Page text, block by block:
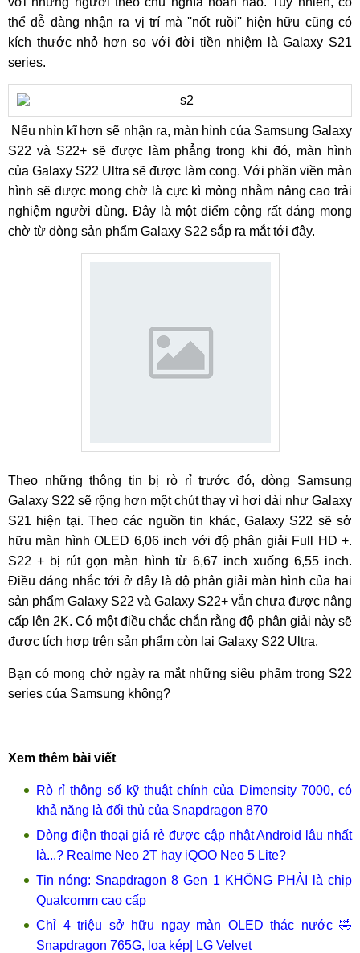
thể dễ dàng nhận ra vị trí mà ''nốt ruồi'' hiện hữu cũng có
kích thước nhỏ hơn so với đời tiền nhiệm là Galaxy S21
series.
Nếu nhìn kĩ hơn sẽ nhận ra, màn hình của Samsung Galaxy
S22 và S22+ sẽ được làm phẳng trong khi đó, màn hình
của Galaxy S22 Ultra sẽ được làm cong. Với phần viền màn
hình sẽ được mong chờ là cực kì mỏng nhằm nâng cao trải
nghiệm người dùng. Đây là một điểm cộng rất đáng mong
chờ từ dòng sản phẩm Galaxy S22 sắp ra mắt tới đây.
Theo những thông tin bị rò rỉ trước đó, dòng Samsung
Galaxy S22 sẽ rộng hơn một chút thay vì hơi dài như Galaxy
S21 hiện tại. Theo các nguồn tin khác, Galaxy S22 sẽ sở
hữu màn hình OLED 6,06 inch với độ phân giải Full HD +.
S22 + bị rút gọn màn hình từ 6,67 inch xuống 6,55 inch.
Điều đáng nhắc tới ở đây là độ phân giải màn hình của hai
sản phẩm Galaxy S22 và Galaxy S22+ vẫn chưa được nâng
cấp lên 2K. Có một điều chắc chắn rằng độ phân giải này sẽ
được tích hợp trên sản phẩm còn lại Galaxy S22 Ultra.
Bạn có mong chờ ngày ra mắt những siêu phẩm trong S22
series của Samsung không?
Xem thêm bài viết
Rò rỉ thông số kỹ thuật chính của Dimensity 7000, có
khả năng là đối thủ của Snapdragon 870
Dòng điện thoại giá rẻ được cập nhật Android lâu nhất
là...? Realme Neo 2T hay iQOO Neo 5 Lite?
Tin nóng: Snapdragon 8 Gen 1 KHÔNG PHẢI là chip
Qualcomm cao cấp
Chỉ 4 triệu sở hữu ngay màn OLED thác nước 🤣
Snapdragon 765G, loa kép| LG Velvet